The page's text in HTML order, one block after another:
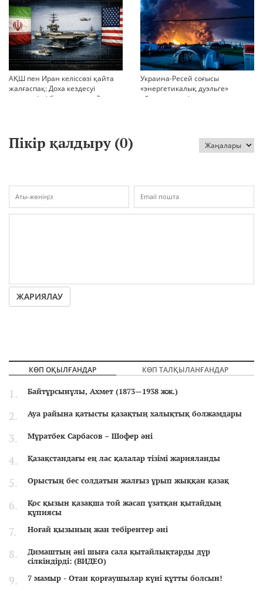
АҚШ пен Иран келіссөзі қайта
жалғаспақ: Доха кездесуі
шиеленісті бәсеңдете ме?
Украина-Ресей соғысы
«энергетикалық дуэльге»
айналып кетті
Пікір қалдыру (0)
ЖАРИЯЛАУ
КӨП ОҚЫЛҒАНДАР КӨП ТАЛҚЫЛАНҒАНДАР
Байтұрсынұлы, Ахмет (1873—1938 жж.)
Ауа райына қатысты қазақтың халықтық болжамдары
Мұратбек Сарбасов – Шофер әні
Қазақстандағы ең лас қалалар тізімі жарияланды
Орыстың бес солдатын жалғыз ұрып жыққан қазақ
Қос қызын қазақша той жасап ұзатқан қытайдың
құпиясы
Ноғай қызының жан тебірентер әні
Димаштың әні шыға сала қытайлықтарды дүр
сілкіндірді: (ВИДЕО)
7 мамыр - Отан қорғаушылар күні құтты болсын!